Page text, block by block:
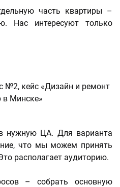
часть квартиры –
Нас интересуют только
нужную ЦА. Для варианта
что мы можем принять
располагает аудиторию.
– собрать основную